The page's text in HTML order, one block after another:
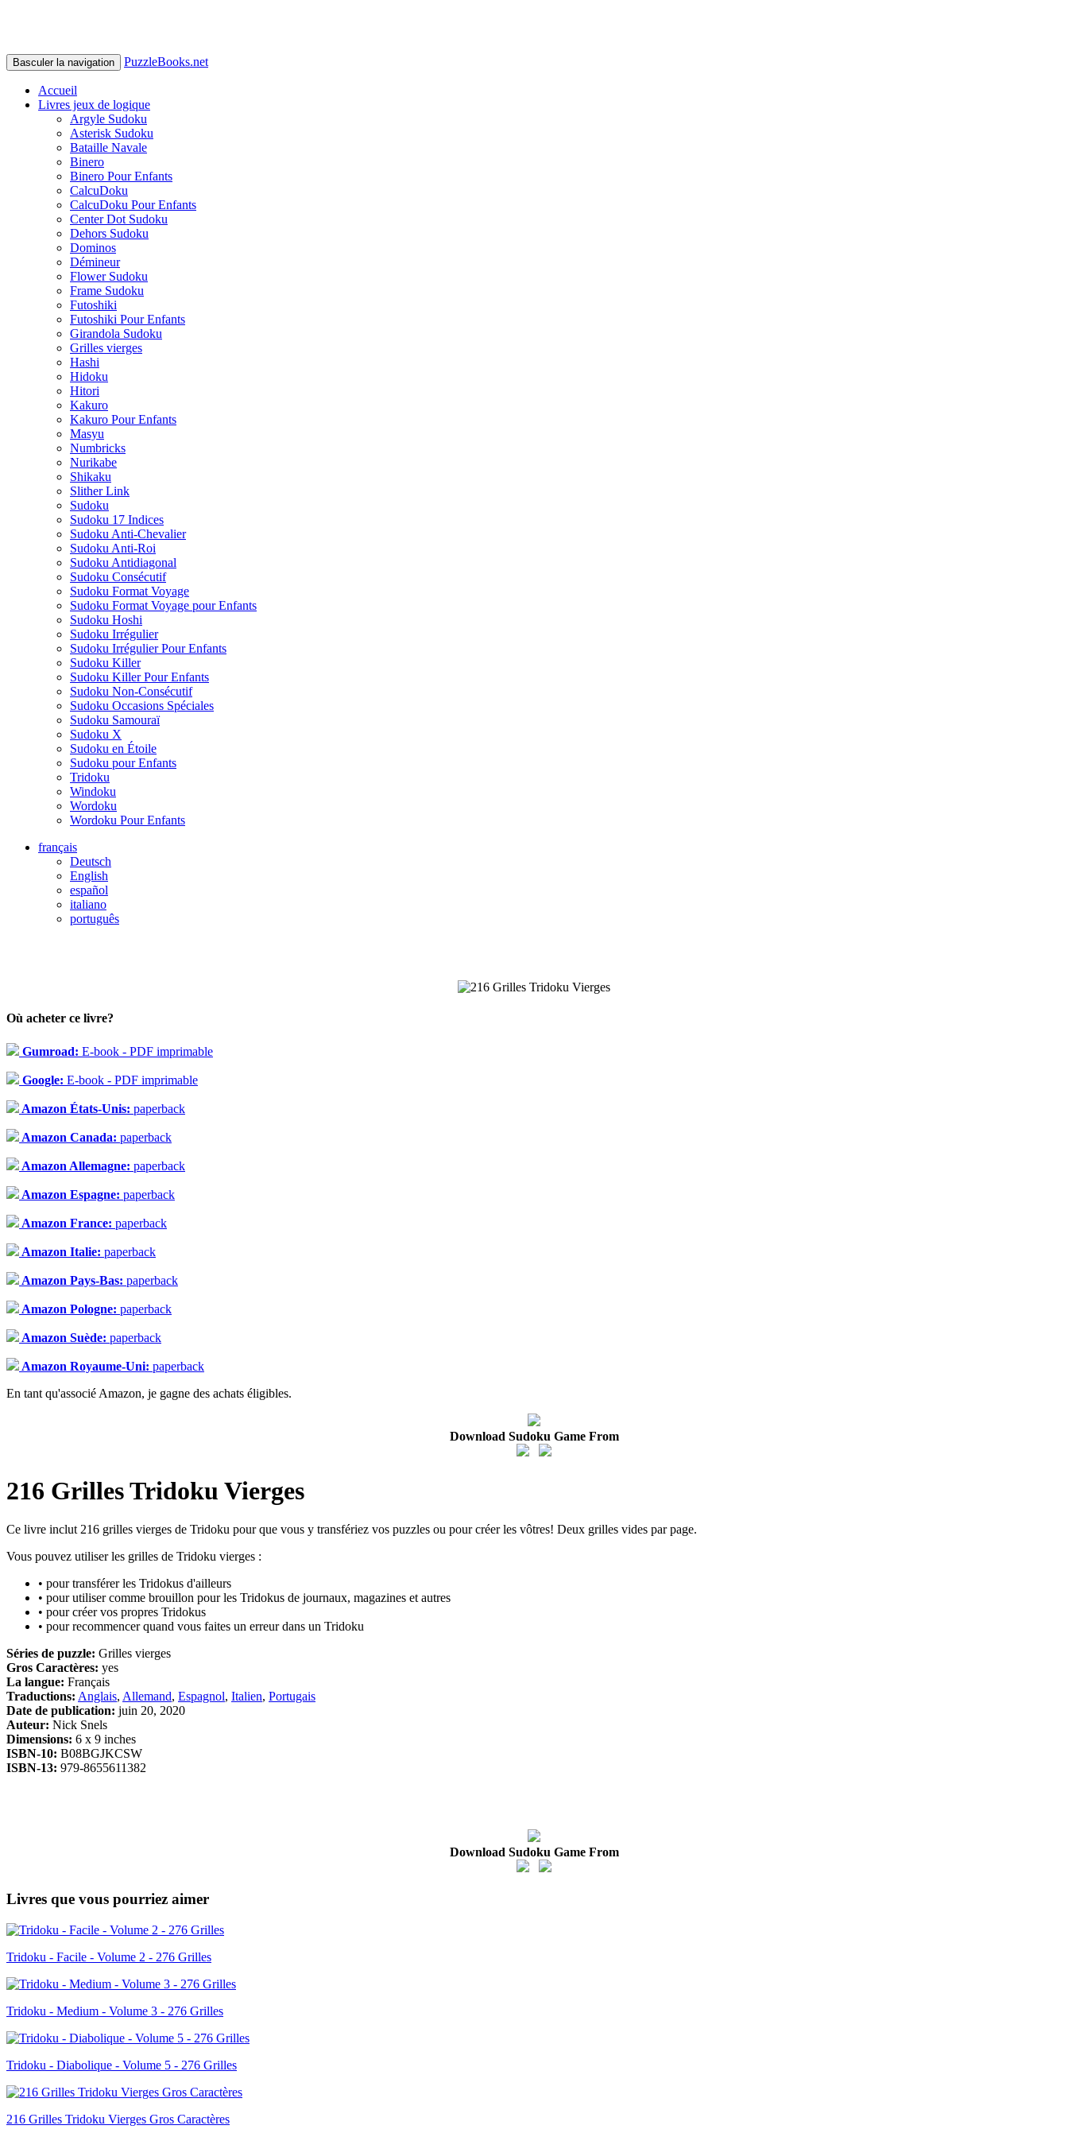
Basculer la navigation PuzzleBooks.net
Accueil
Livres jeux de logique
Argyle Sudoku
Asterisk Sudoku
Bataille Navale
Binero
Binero Pour Enfants
CalcuDoku
CalcuDoku Pour Enfants
Center Dot Sudoku
Dehors Sudoku
Dominos
Démineur
Flower Sudoku
Frame Sudoku
Futoshiki
Futoshiki Pour Enfants
Girandola Sudoku
Grilles vierges
Hashi
Hidoku
Hitori
Kakuro
Kakuro Pour Enfants
Masyu
Numbricks
Nurikabe
Shikaku
Slither Link
Sudoku
Sudoku 17 Indices
Sudoku Anti-Chevalier
Sudoku Anti-Roi
Sudoku Antidiagonal
Sudoku Consécutif
Sudoku Format Voyage
Sudoku Format Voyage pour Enfants
Sudoku Hoshi
Sudoku Irrégulier
Sudoku Irrégulier Pour Enfants
Sudoku Killer
Sudoku Killer Pour Enfants
Sudoku Non-Consécutif
Sudoku Occasions Spéciales
Sudoku Samouraï
Sudoku X
Sudoku en Étoile
Sudoku pour Enfants
Tridoku
Windoku
Wordoku
Wordoku Pour Enfants
français
Deutsch
English
español
italiano
português
Où acheter ce livre?
Gumroad: E-book - PDF imprimable
Google: E-book - PDF imprimable
Amazon États-Unis: paperback
Amazon Canada: paperback
Amazon Allemagne: paperback
Amazon Espagne: paperback
Amazon France: paperback
Amazon Italie: paperback
Amazon Pays-Bas: paperback
Amazon Pologne: paperback
Amazon Suède: paperback
Amazon Royaume-Uni: paperback
En tant qu'associé Amazon, je gagne des achats éligibles.
Download Sudoku Game From
216 Grilles Tridoku Vierges
Ce livre inclut 216 grilles vierges de Tridoku pour que vous y transfériez vos puzzles ou pour créer les vôtres! Deux grilles vides par page.
Vous pouvez utiliser les grilles de Tridoku vierges :
• pour transférer les Tridokus d'ailleurs
• pour utiliser comme brouillon pour les Tridokus de journaux, magazines et autres
• pour créer vos propres Tridokus
• pour recommencer quand vous faites un erreur dans un Tridoku
Séries de puzzle: Grilles vierges
Gros Caractères: yes
La langue: Français
Traductions: Anglais, Allemand, Espagnol, Italien, Portugais
Date de publication: juin 20, 2020
Auteur: Nick Snels
Dimensions: 6 x 9 inches
ISBN-10: B08BGJKCSW
ISBN-13: 979-8655611382
Download Sudoku Game From
Livres que vous pourriez aimer
Tridoku - Facile - Volume 2 - 276 Grilles
Tridoku - Medium - Volume 3 - 276 Grilles
Tridoku - Diabolique - Volume 5 - 276 Grilles
216 Grilles Tridoku Vierges Gros Caractères